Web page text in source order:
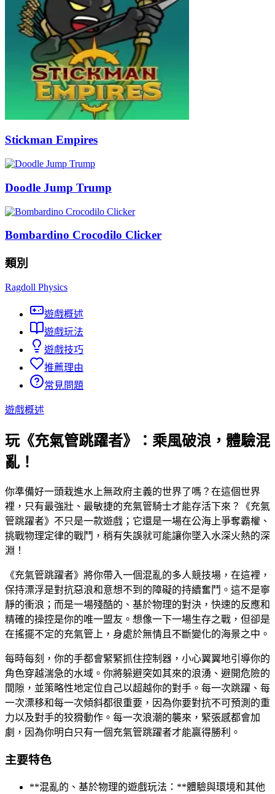
Stickman Empires
Doodle Jump Trump
Bombardino Crocodilo Clicker
類別
Ragdoll Physics
遊戲概述
遊戲玩法
遊戲技巧
推薦理由
常見問題
遊戲概述
玩《充氣管跳躍者》：乘風破浪，體驗混
亂！
你準備好一頭栽進水上無政府主義的世界了嗎？在這個世界
裡，只有最強壯、最敏捷的充氣管騎士才能存活下來？《充氣
管跳躍者》不只是一款遊戲；它還是一場在公海上爭奪霸權、
挑戰物理定律的戰鬥，稍有失誤就可能讓你墜入水深火熱的深
淵！
《充氣管跳躍者》將你帶入一個混亂的多人競技場，在這裡，
保持漂浮是對抗惡浪和意想不到的障礙的持續奮鬥。這不是寧
靜的衝浪；而是一場殘酷的、基於物理的對決，快速的反應和
精確的操控是你的唯一盟友。想像一下一場生存之戰，但卻是
在搖擺不定的充氣管上，身處於無情且不斷變化的海景之中。
每時每刻，你的手都會緊緊抓住控制器，小心翼翼地引導你的
角色穿越湍急的水域。你將躲避突如其來的浪湧、避開危險的
間隙，並策略性地定位自己以超越你的對手。每一次跳躍、每
一次漂移和每一次傾斜都很重要，因為你要對抗不可預測的重
力以及對手的狡猾動作。每一次浪潮的襲來，緊張感都會加
劇，因為你明白只有一個充氣管跳躍者才能贏得勝利。
主要特色
**混亂的、基於物理的遊戲玩法：**體驗與環境和其他